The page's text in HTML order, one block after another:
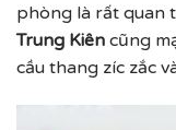
phòng là rất quan
Trung Kiên cũng
cầu thang zíc zắc